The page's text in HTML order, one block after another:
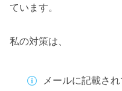
ています。
私の対策は、
メールに記載さ